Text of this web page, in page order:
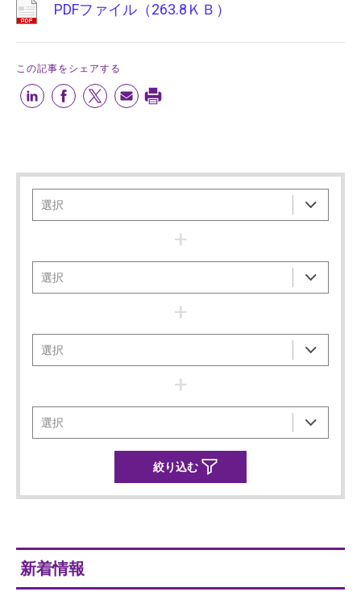
PDFファイル（263.8ＫＢ）
この記事をシェアする
+
+
+
新着情報